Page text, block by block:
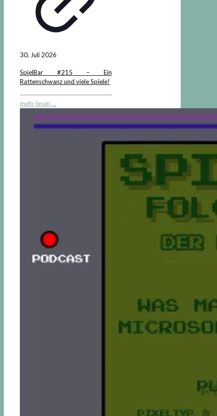
30. Juli 2026
SpielBar #215 – Ein
Rattenschwanz und viele Spiele!
mehr lesen ...